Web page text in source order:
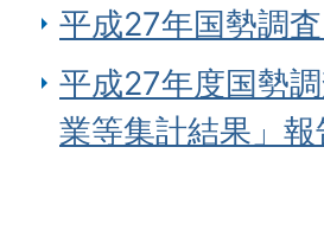
平成27年国勢調
平成27年度国勢
業等集計結果」報